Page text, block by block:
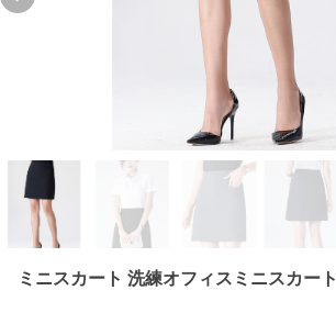
Previous slide
ミニスカート 洗練オフィスミニスカート